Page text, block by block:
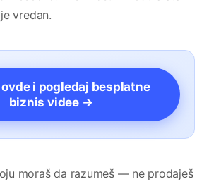
vredan.
ovde i pogledaj besplatne
biznis videe →
moraš da razumeš — ne prodaješ